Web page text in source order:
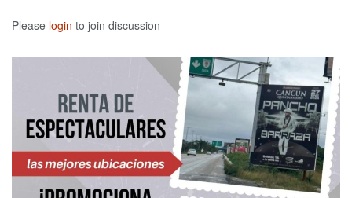
Please login to join discussion